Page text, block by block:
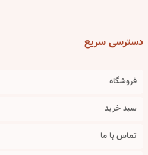
دسترسیسریع
فروشگاه
سبد خرید
تماس با ما